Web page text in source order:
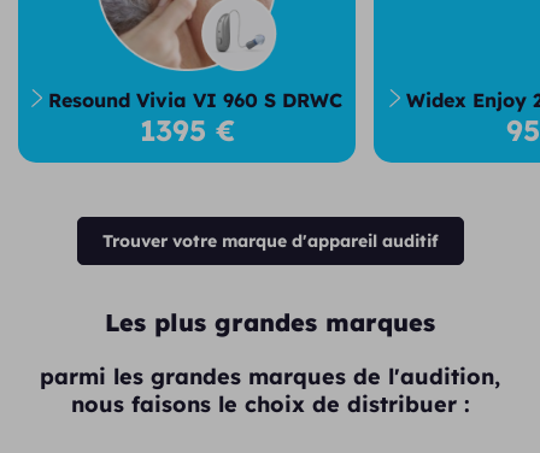
Resound Vivia VI 960 S DRWC
1395 €
Widex Enjoy
Trouver votre marque d'appareil auditif
Les plus grandes marques
parmi les grandes marques de l'audition,
nous faisons le choix de distribuer :